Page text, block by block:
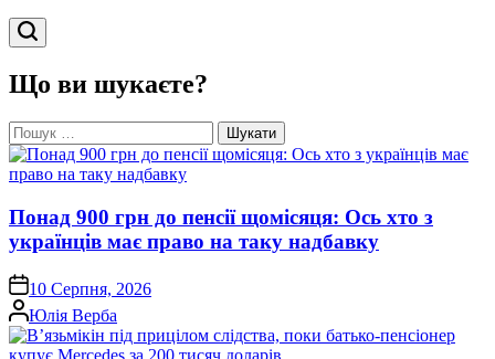
Що ви шукаєте?
Пошук:
Понад 900 грн до пенсії щомісяця: Ось хто з
українців має право на таку надбавку
on 10 Серпня, 2026
Опубліковано
Юлія Верба